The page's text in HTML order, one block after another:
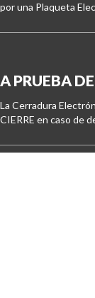
por una Plaqueta
A PRUEBA
La Cerradura
CIERRE en caso de